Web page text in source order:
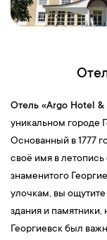
Отель «Argo Hotel &
уникальном городе
Основанный в 1777
своё имя в
знаменитого
улочкам, вы
здания и
Георгиевск был